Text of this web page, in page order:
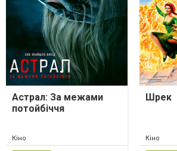
Астрал: За межами
потойбіччя
Кіно
Шрек
Кіно